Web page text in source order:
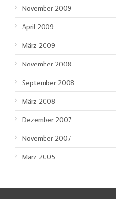
November 2009
April 2009
März 2009
November 2008
September 2008
März 2008
Dezember 2007
November 2007
März 2005